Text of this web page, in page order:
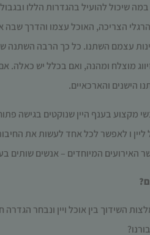
שיכול להועיל בהגדרות הללו
הצריכה, האוכל עצמו והדרך שבה
היינות עצמם השתנו. כל כך הרבה
מוצלח ומהנה, ואם בכלל יש כאלה.
הישנים והארכאיים.
מקצוע בענף היין שנוקטים בגישה
ליין ו לאפשר לכל אחד לעשות את
האירועים המיוחדים – אנשים שותים
השידוך בין אוכל ויין ונבחר